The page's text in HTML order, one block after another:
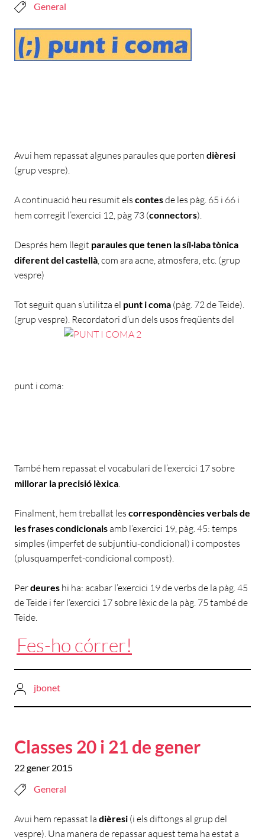
General
Avui hem repassat algunes paraules que porten dièresi
(grup vespre).
A continuació heu resumit els contesde les pàg. 65 i 66 i
hem corregit l’exercici 12, pàg 73 (connectors).
Després hem llegit paraules que tenen la síl·laba tònica
diferent del castellà, com ara acne, atmosfera, etc. (grup
vespre)
Tot seguit quan s’utilitza el punt i coma (pàg. 72 de Teide).
(grup vespre). Recordatori d’un dels usos freqüents del
punt i coma:
També hem repassat el vocabulari de l’exercici 17 sobre
millorar la precisió lèxica.
Finalment, hem treballat les correspondències verbals de
les frases condicionalsamb l’exercici 19, pàg. 45: temps
simples (imperfet de subjuntiu-condicional) i compostes
(plusquamperfet-condicional compost).
Perdeures hi ha: acabar l’exercici 19 de verbs de la pàg. 45
de Teide i fer l’exercici 17 sobre lèxic de la pàg. 75 també de
Teide.
Fes-ho córrer!
jbonet
Classes 20 i 21 de gener
22 gener 2015
General
Avui hem repassat la dièresi (i els diftongs al grup del
vespre). Una manera de repassar aquest tema ha estat a